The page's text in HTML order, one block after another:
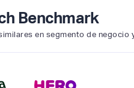
Benchmark
en segmento de negocio